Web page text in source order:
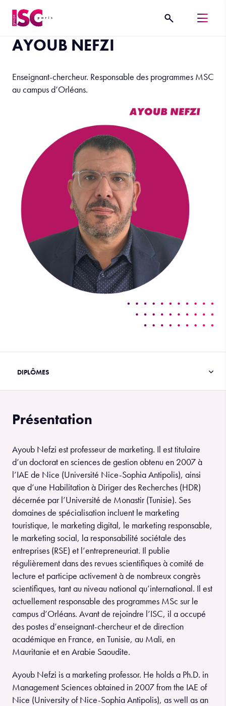
AYOUB NEFZI
Enseignant-chercheur. Responsable des programmes MSC
au campus d’Orléans.
Présentation
Ayoub Nefzi est professeur de marketing. Il est titulaire
d’un doctorat en sciences de gestion obtenu en 2007 à
l’IAE de Nice (Université Nice-Sophia Antipolis), ainsi
que d’une Habilitation à Diriger des Recherches (HDR)
décernée par l’Université de Monastir (Tunisie). Ses
domaines de spécialisation incluent le marketing
touristique, le marketing digital, le marketing responsable,
le marketing social, la responsabilité sociétale des
entreprises (RSE) et l’entrepreneuriat. Il publie
régulièrement dans des revues scientifiques à comité de
lecture et participe activement à de nombreux congrès
scientifiques, tant au niveau national qu’international. Il est
actuellement responsable des programmes MSc sur le
campus d’Orléans. Avant de rejoindre l’ISC, il a occupé
des postes d’enseignant-chercheur et de direction
académique en France, en Tunisie, au Mali, en
Mauritanie et en Arabie Saoudite.
Ayoub Nefzi is a marketing professor. He holds a Ph.D. in
Management Sciences obtained in 2007 from the IAE of
Nice (University of Nice-Sophia Antipolis), as well as an